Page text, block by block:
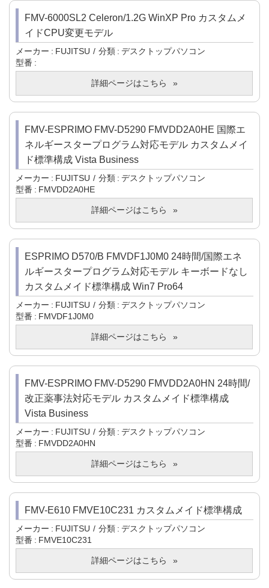
FMV-6000SL2 Celeron/1.2G WinXP Pro カスタムメ
イドCPU変更モデル
メーカー FUJITSU 分類
デスクトップパソコン
型番
詳細ページはこちら
FMV-ESPRIMO FMV-D5290 FMVDD2A0HE 国際エ
ネルギースタープログラム対応モデル カスタムメイ
ド標準構成 Vista Business
メーカー FUJITSU 分類
デスクトップパソコン
型番
FMVDD2A0HE
詳細ページはこちら
ESPRIMO D570/B FMVDF1J0M0 24時間/国際エネ
ルギースタープログラム対応モデル キーボードなし
カスタムメイド標準構成 Win7 Pro64
メーカー FUJITSU 分類
デスクトップパソコン
型番
FMVDF1J0M0
詳細ページはこちら
FMV-ESPRIMO FMV-D5290 FMVDD2A0HN 24時間/
改正薬事法対応モデル カスタムメイド標準構成
Vista Business
メーカー FUJITSU 分類
デスクトップパソコン
型番
FMVDD2A0HN
詳細ページはこちら
FMV-E610 FMVE10C231 カスタムメイド標準構成
メーカー FUJITSU 分類
デスクトップパソコン
型番
FMVE10C231
詳細ページはこちら